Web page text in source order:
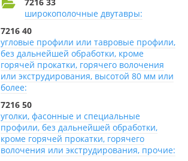
широкополочные двутавры:
7216 40
угловые профили или тавровые профили,
без дальнейшей обработки, кроме
горячей прокатки, горячего волочения
или экструдирования, высотой 80 мм или
более:
7216 50
уголки, фасонные и специальные
профили, без дальнейшей обработки,
кроме горячей прокатки, горячего
волочения или экструдирования, прочие: